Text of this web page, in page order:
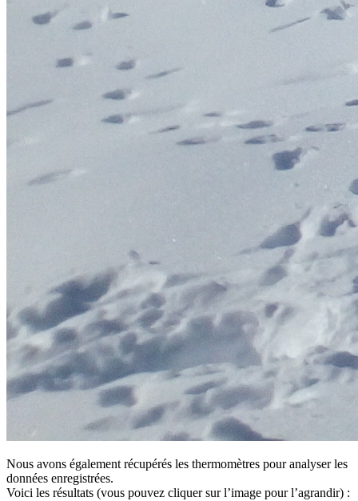
Nous avons également récupérés les thermomètres pour analyser les
données enregistrées.
Voici les résultats (vous pouvez cliquer sur l’image pour l’agrandir) :